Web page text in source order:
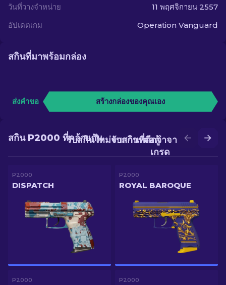
วันที่วางจำหน่าย
11 พฤศจิกายน 2557
อัปเดตเกม
Operation Vanguard
สกินที่มาพร้อมกล่อง
ส่งคำขอ สร้างกล่องของคุณเอง
รับสกินที่ดีกว่าจากการอัป
เกรด
รับสกินใหม่จากการต่อสู้
สกิน P2000 ที่คล้ายกัน
P2000
DISPATCH
P2000
ROYAL BAROQUE
P2000 P2000